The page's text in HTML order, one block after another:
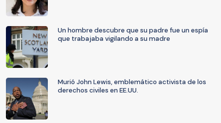
Un hombre descubre que su padre fue un espía
que trabajaba vigilando a su madre
Murió John Lewis, emblemático activista de los
derechos civiles en EE.UU.